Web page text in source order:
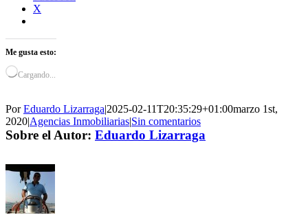
X
Me gusta esto:
Cargando...
PorEduardo Lizarraga|2025-02-11T20:35:29+01:00marzo 1st,
2020|Agencias Inmobiliarias|Sin comentarios
Sobre el Autor: Eduardo Lizarraga